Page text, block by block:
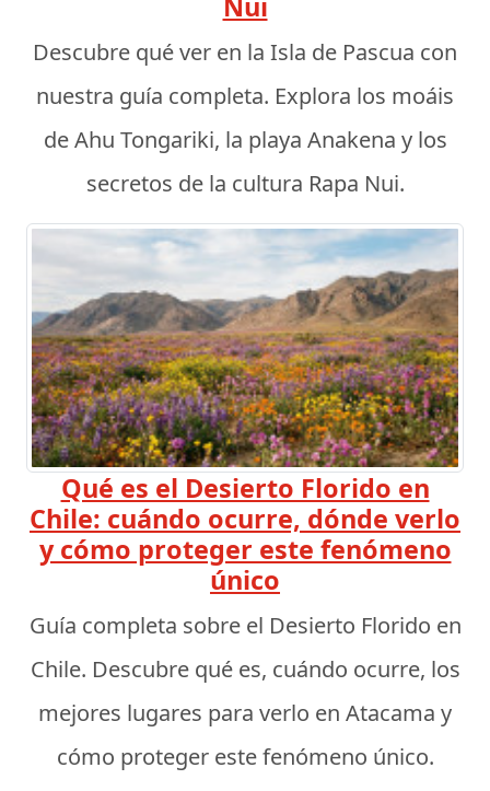
Descubre qué ver en la Isla de Pascua con
nuestra guía completa. Explora los moáis
de Ahu Tongariki, la playa Anakena y los
secretos de la cultura Rapa Nui.
Qué es el Desierto Florido en
Chile: cuándo ocurre, dónde verlo
y cómo proteger este fenómeno
único
Guía completa sobre el Desierto Florido en
Chile. Descubre qué es, cuándo ocurre, los
mejores lugares para verlo en Atacama y
cómo proteger este fenómeno único.